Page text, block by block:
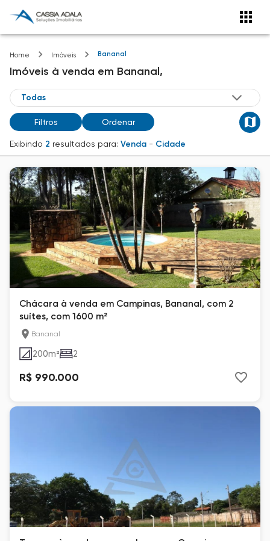
Home Imóveis Bananal
Imóveis à venda em Bananal,
Filtros Ordenar
Exibindo 2 resultados para: Venda - Cidade
Chácara à venda em Campinas, Bananal, com 2
suítes, com 1600 m²
Bananal
200m² 2
R$ 990.000